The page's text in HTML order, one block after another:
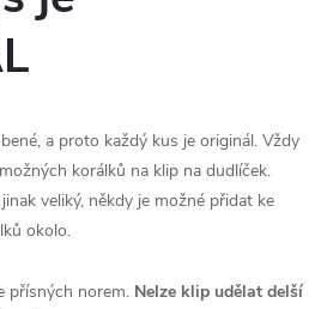
a proto každý kus je originál. Vždy
korálků na klip na dudlíček.
veliký, někdy je možné přidat ke
okolo.
přísných norem. Nelze klip udělat delší